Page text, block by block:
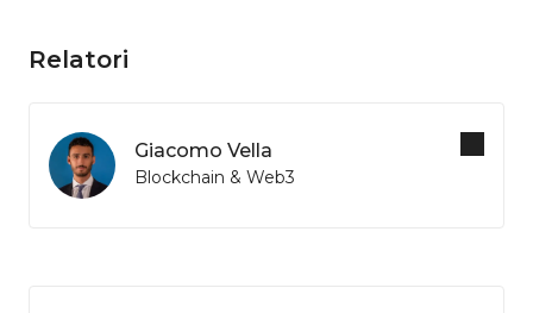
Relatori
Giacomo Vella
Blockchain & Web3